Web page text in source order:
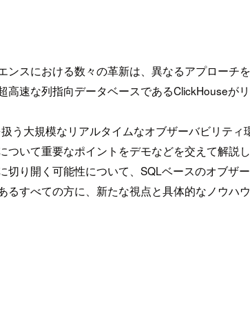
ンスにおける数々の革新は、異なるアプロー
高速な列指向データベースであるClickHouse
う大規模なリアルタイムなオブザーバビリテ
いて重要なポイントをデモなどを交えて解説し
切り開く可能性について、SQLベースのオブ
すべての方に、新たな視点と具体的なノウハ